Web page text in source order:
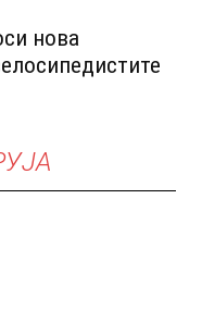
нова